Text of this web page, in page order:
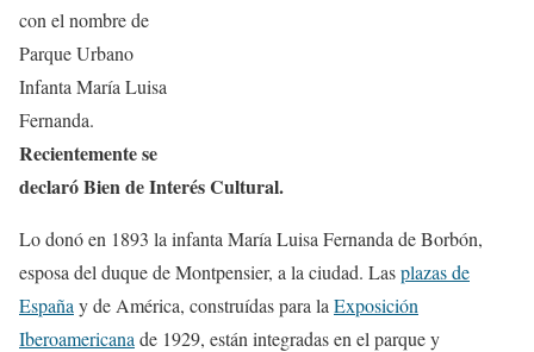
con el nombre de
Parque Urbano
Infanta María Luisa
Fernanda.
Recientemente se
declaró Bien de Interés Cultural.
Lo donó en 1893 la infanta María Luisa Fernanda de Borbón,
esposa del duque de Montpensier, a la ciudad. Lasplazas de
España y de América, construídas para la Exposición
Iberoamericana de 1929, están integradas en el parque y